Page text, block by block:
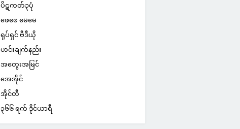
ပိဋကတ်၃ပုံ
ဖေဖေ မေမေ
ရုပ်ရှင် ဗီဒီယို
ဟင်းချက်နည်း
အတွေးအမြင်
အေအိုင်
အိုင်တီ
၃၆၆ ရက် ဒိုင်ယာရီ